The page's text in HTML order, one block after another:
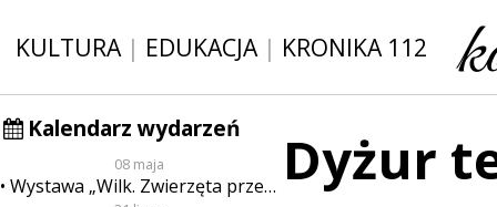
KULTURA| EDUKACJA| KRONIKA 112
Kalendarz wydarzeń
08 maja
Wystawa „Wilk. Zwierzęta przeklęte” Dyżur